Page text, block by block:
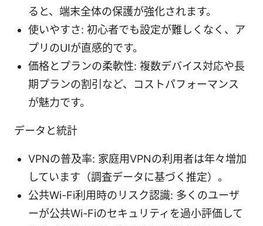
ると、端末全体の保護が強化されます。
使いやすさ: 初心者でも設定が難しくなく、ア
プリのUIが直感的です。
価格とプランの柔軟性: 複数デバイス対応や長
期プランの割引など、コストパフォーマンス
が魅力です。
データと統計
VPNの普及率: 家庭用VPNの利用者は年々増加
しています（調査データに基づく推定）。
公共Wi-Fi利用時のリスク認識: 多くのユーザ
ーが公共Wi-Fiのセキュリティを過小評価して